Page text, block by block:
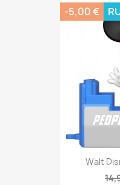
Walt
-5,00 €